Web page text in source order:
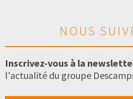
NOUS
Inscrivez-vous à la
l'actualité du groupe